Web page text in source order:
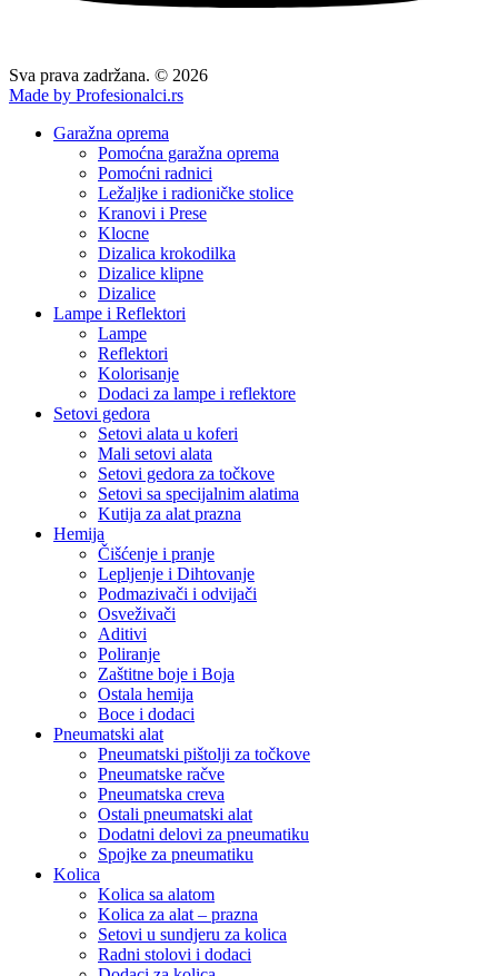
Sva prava zadržana. © 2026
Made by Profesionalci.rs
Garažna oprema
Pomoćna garažna oprema
Pomoćni radnici
Ležaljke i radioničke stolice
Kranovi i Prese
Klocne
Dizalica krokodilka
Dizalice klipne
Dizalice
Lampe i Reflektori
Lampe
Reflektori
Kolorisanje
Dodaci za lampe i reflektore
Setovi gedora
Setovi alata u koferi
Mali setovi alata
Setovi gedora za točkove
Setovi sa specijalnim alatima
Kutija za alat prazna
Hemija
Čišćenje i pranje
Lepljenje i Dihtovanje
Podmazivači i odvijači
Osveživači
Aditivi
Poliranje
Zaštitne boje i Boja
Ostala hemija
Boce i dodaci
Pneumatski alat
Pneumatski pištolji za točkove
Pneumatske račve
Pneumatska creva
Ostali pneumatski alat
Dodatni delovi za pneumatiku
Spojke za pneumatiku
Kolica
Kolica sa alatom
Kolica za alat – prazna
Setovi u sundjeru za kolica
Radni stolovi i dodaci